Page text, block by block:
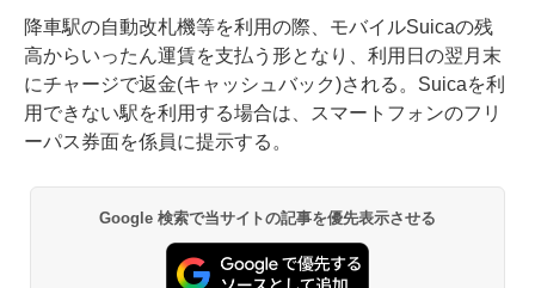
降車駅の自動改札機等を利用の際、モバイルSuicaの残
高からいったん運賃を支払う形となり、利用日の翌月末
にチャージで返金(キャッシュバック)される。Suicaを利
用できない駅を利用する場合は、スマートフォンのフリ
ーパス券面を係員に提示する。
Google 検索で当サイトの記事を優先表示させる